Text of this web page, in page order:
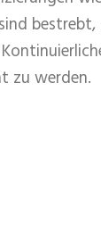
zu werden.